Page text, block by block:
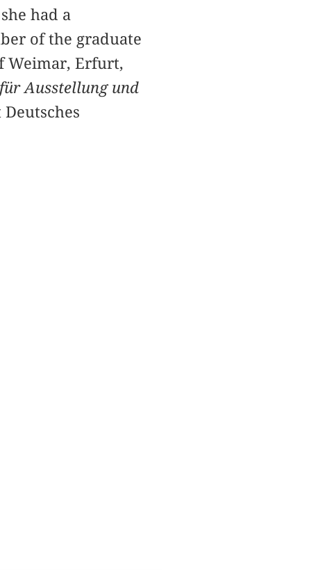
had a
of the graduate
Weimar, Erfurt,
Ausstellung und